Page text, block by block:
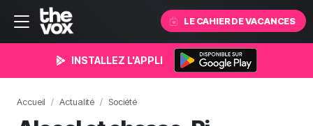
LE CAHIER DE VACANCES
INSTALLEZ L'APPLI
Accueil Actualité Société